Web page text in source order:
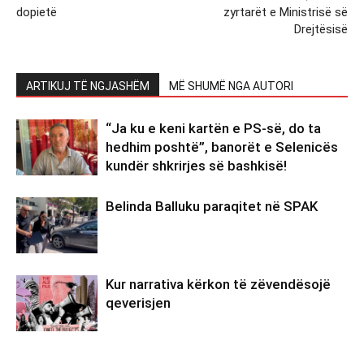
dopietë
zyrtarët e Ministrisë së
Drejtësisë
ARTIKUJ TË NGJASHËM MË SHUMË NGA AUTORI
“Ja ku e keni kartën e PS-së, do ta
hedhim poshtë”, banorët e Selenicës
kundër shkrirjes së bashkisë!
Belinda Balluku paraqitet në SPAK
Kur narrativa kërkon të zëvendësojë
qeverisjen